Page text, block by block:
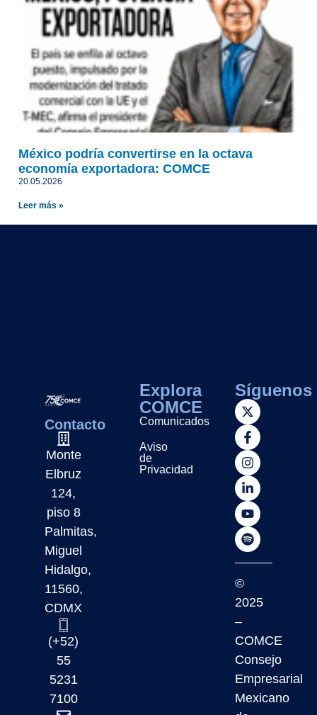
México podría convertirse en la octava
economía exportadora: COMCE
20.05.2026
Leer más »
Contacto
Monte
Elbruz
124,
piso 8
Palmitas,
Miguel
Hidalgo,
11560,
CDMX
(+52)
55
5231
7100
Explora
COMCE
Comunicados
Aviso
de
Privacidad
Síguenos
©
2025
–
COMCE
Consejo
Empresarial
Mexicano